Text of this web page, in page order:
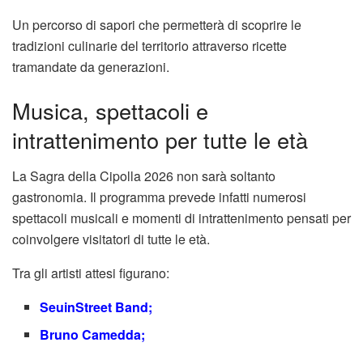
Un percorso di sapori che permetterà di scoprire le
tradizioni culinarie del territorio attraverso ricette
tramandate da generazioni.
Musica, spettacoli e
intrattenimento per tutte le età
La Sagra della Cipolla 2026 non sarà soltanto
gastronomia. Il programma prevede infatti numerosi
spettacoli musicali e momenti di intrattenimento pensati per
coinvolgere visitatori di tutte le età.
Tra gli artisti attesi figurano:
SeuinStreet Band;
Bruno Camedda;